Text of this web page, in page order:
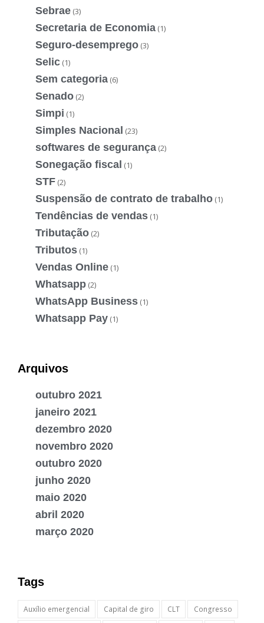
Sebrae (3)
Secretaria de Economia (1)
Seguro-desemprego (3)
Selic (1)
Sem categoria (6)
Senado (2)
Simpi (1)
Simples Nacional (23)
softwares de segurança (2)
Sonegação fiscal (1)
STF (2)
Suspensão de contrato de trabalho (1)
Tendências de vendas (1)
Tributação (2)
Tributos (1)
Vendas Online (1)
Whatsapp (2)
WhatsApp Business (1)
Whatsapp Pay (1)
Arquivos
outubro 2021
janeiro 2021
dezembro 2020
novembro 2020
outubro 2020
junho 2020
maio 2020
abril 2020
março 2020
Tags
Auxílio emergencial Capital de giro CLT
Congresso